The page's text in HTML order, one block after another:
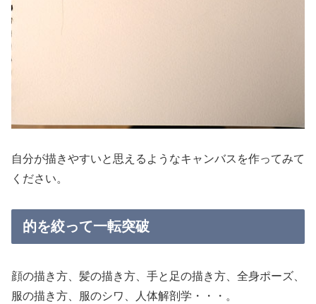
自分が描きやすいと思えるようなキャンバスを作ってみて
ください。
的を絞って一転突破
顔の描き方、髪の描き方、手と足の描き方、全身ポーズ、
服の描き方、服のシワ、人体解剖学・・・。